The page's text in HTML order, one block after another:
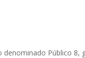
denominado Público